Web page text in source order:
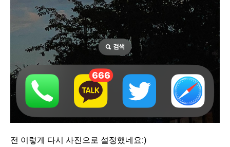
전 이렇게 다시 사진으로 설정했네요:)